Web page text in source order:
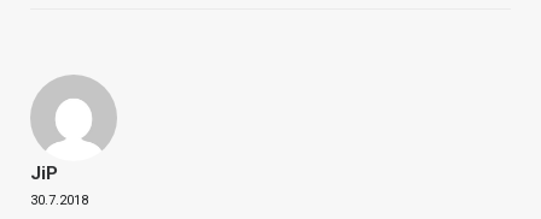
JiP
30.7.2018